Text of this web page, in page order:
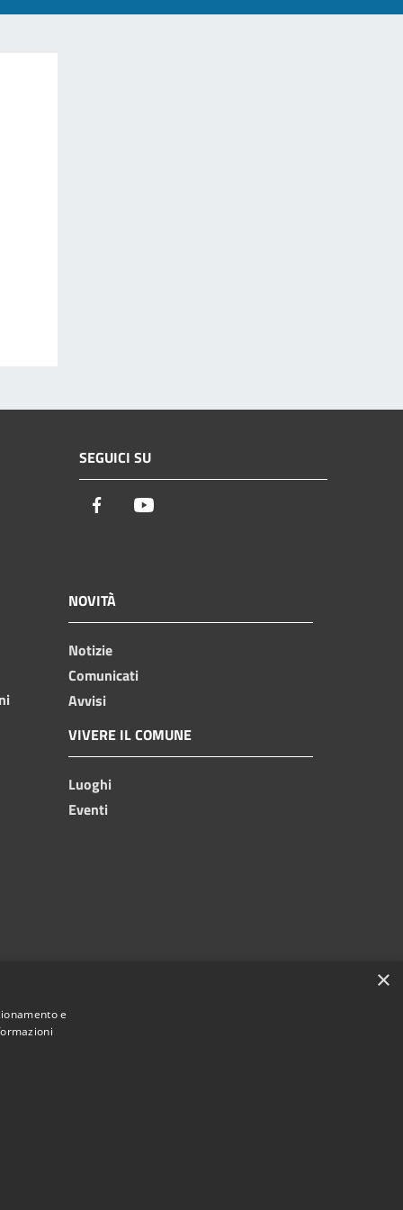
SEGUICI SU
Facebook
NOVITÀ
Notizie
Comunicati
Avvisi
VIVERE IL COMUNE
Luoghi
Eventi
×
e